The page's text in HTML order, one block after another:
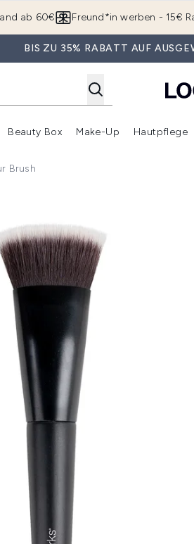
ab 60€ Freund*in werben - 15€
BIS ZU 35% RABATT AUF
Untermenü Anmelden (SALE) Untermenü Anmelden (Geschenke)Untermenü Anmelden (Marken)
Beauty Box Make-Up Hautpflege
Brush